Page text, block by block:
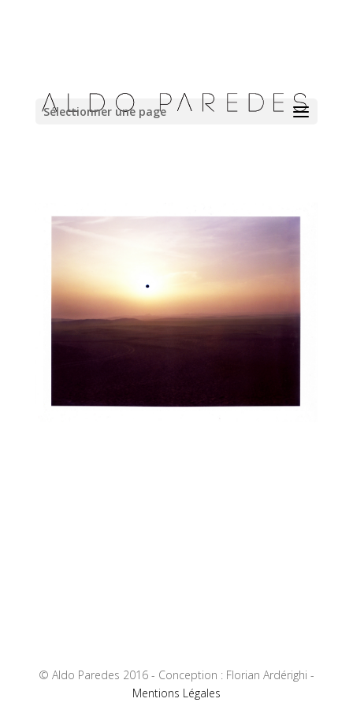
Sélectionner une page
© Aldo Paredes 2016 - Conception : Florian Ardérighi -
Mentions Légales